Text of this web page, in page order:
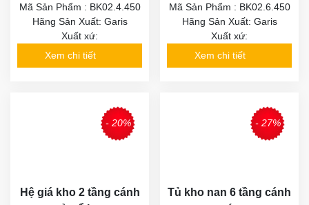
Mã Sản Phẩm : BK02.4.450
Hãng Sản Xuất: Garis
Xuất xứ:
Xem chi tiết
Mã Sản Phẩm : BK02.6.450
Hãng Sản Xuất: Garis
Xuất xứ:
Xem chi tiết
- 20%
Hệ giá kho 2 tầng cánh
- 27%
Tủ kho nan 6 tầng cánh